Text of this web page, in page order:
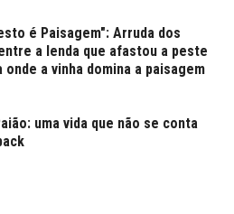
é Paisagem": Arruda dos
a lenda que afastou a peste
onde a vinha domina a paisagem
uma vida que não se conta